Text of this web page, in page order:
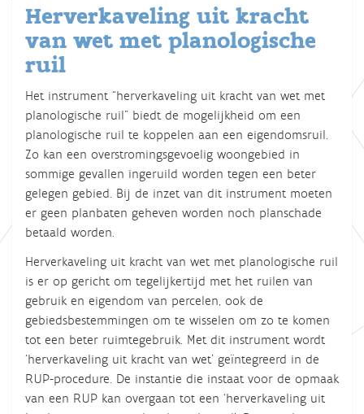
Herverkaveling uit kracht
van wet met planologische
ruil
Het instrument “herverkaveling uit kracht van wet met
planologische ruil” biedt de mogelijkheid om een
planologische ruil te koppelen aan een eigendomsruil.
Zo kan een overstromingsgevoelig woongebied in
sommige gevallen ingeruild worden tegen een beter
gelegen gebied. Bij de inzet van dit instrument moeten
er geen planbaten geheven worden noch planschade
betaald worden.
Herverkaveling uit kracht van wet met planologische ruil
is er op gericht om tegelijkertijd met het ruilen van
gebruik en eigendom van percelen, ook de
gebiedsbestemmingen om te wisselen om zo te komen
tot een beter ruimtegebruik. Met dit instrument wordt
‘herverkaveling uit kracht van wet’ geïntegreerd in de
RUP-procedure. De instantie die instaat voor de opmaak
van een RUP kan overgaan tot een ‘herverkaveling uit